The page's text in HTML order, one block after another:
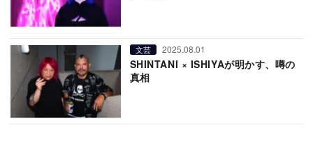
文芸 2025.08.01
SHINTANI × ISHIYAが明かす、噂の
真相